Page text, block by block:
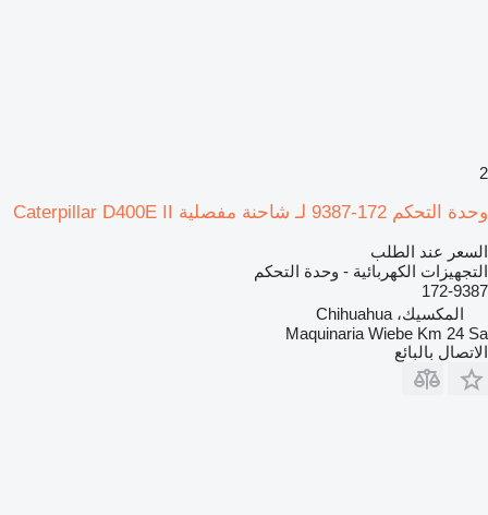
2
وحدة التحكم 172-9387 لـ شاحنة مفصلية Caterpillar D400E II
السعر عند الطلب
التجهيزات الكهربائية - وحدة التحكم
172-9387
المكسيك، Chihuahua
Maquinaria Wiebe Km 24 Sa
الاتصال بالبائع